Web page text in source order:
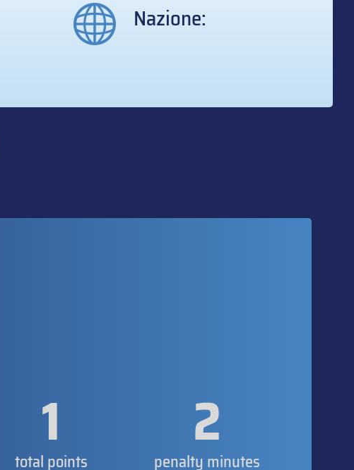
Nazione:
1
total points 2
penalty minutes